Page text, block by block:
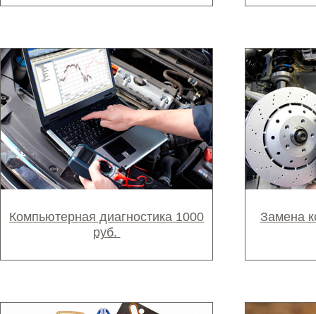
Компьютерная диагностика 1000
руб.
Замена